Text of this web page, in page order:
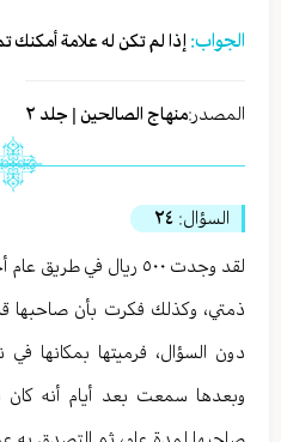
الجواب: إذا لم تكن له علامة أمكنك
المصدر:منهاج الصالحين | جلد ٢
السؤال: ٢٤
لقد وجدت ٥٠٠ ريال في
ذمتي، وكذلك فكرت بأن صاحبها
دون السؤال، فرميتها بمكانها
وبعدها سمعت بعد أيام أنه